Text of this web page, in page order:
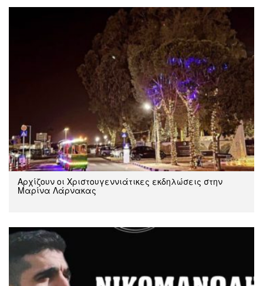
Αρχίζουν οι Χριστουγεννιάτικες εκδηλώσεις στην
Μαρίνα Λάρνακας